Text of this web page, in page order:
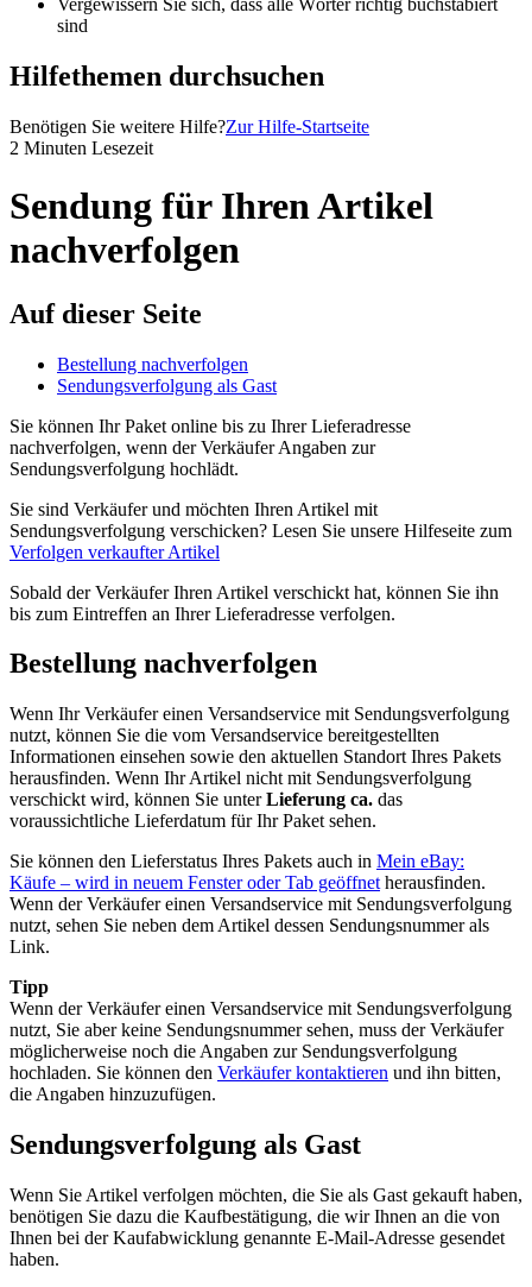
Vergewissern Sie sich, dass alle Wörter richtig buchstabiert
sind
Hilfethemen durchsuchen
Benötigen Sie weitere Hilfe?Zur Hilfe-Startseite
2 Minuten Lesezeit
Sendung für Ihren Artikel
nachverfolgen
Auf dieser Seite
Bestellung nachverfolgen
Sendungsverfolgung als Gast
Sie können Ihr Paket online bis zu Ihrer Lieferadresse
nachverfolgen, wenn der Verkäufer Angaben zur
Sendungsverfolgung hochlädt.
Sie sind Verkäufer und möchten Ihren Artikel mit
Sendungsverfolgung verschicken? Lesen Sie unsere Hilfeseite zum
Verfolgen verkaufter Artikel
Sobald der Verkäufer Ihren Artikel verschickt hat, können Sie ihn
bis zum Eintreffen an Ihrer Lieferadresse verfolgen.
Bestellung nachverfolgen
Wenn Ihr Verkäufer einen Versandservice mit Sendungsverfolgung
nutzt, können Sie die vom Versandservice bereitgestellten
Informationen einsehen sowie den aktuellen Standort Ihres Pakets
herausfinden. Wenn Ihr Artikel nicht mit Sendungsverfolgung
verschickt wird, können Sie unterLieferung ca. das
voraussichtliche Lieferdatum für Ihr Paket sehen.
Sie können den Lieferstatus Ihres Pakets auch in Mein eBay:
Käufe – wird in neuem Fenster oder Tab geöffnet herausfinden.
Wenn der Verkäufer einen Versandservice mit Sendungsverfolgung
nutzt, sehen Sie neben dem Artikel dessen Sendungsnummer als
Link.
Tipp
Wenn der Verkäufer einen Versandservice mit Sendungsverfolgung
nutzt, Sie aber keine Sendungsnummer sehen, muss der Verkäufer
möglicherweise noch die Angaben zur Sendungsverfolgung
hochladen. Sie können den Verkäufer kontaktieren und ihn bitten,
die Angaben hinzuzufügen.
Sendungsverfolgung als Gast
Wenn Sie Artikel verfolgen möchten, die Sie als Gast gekauft haben,
benötigen Sie dazu die Kaufbestätigung, die wir Ihnen an die von
Ihnen bei der Kaufabwicklung genannte E-Mail-Adresse gesendet
haben.